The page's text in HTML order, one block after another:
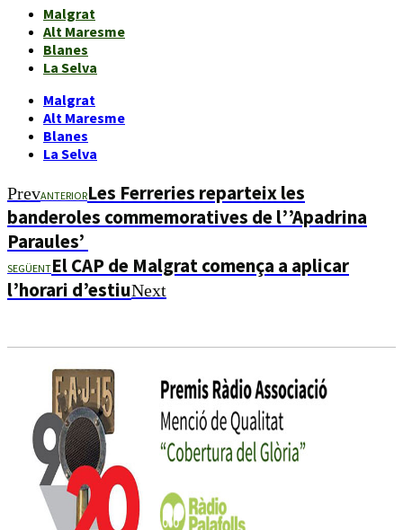
Malgrat
Alt Maresme
Blanes
La Selva
Malgrat
Alt Maresme
Blanes
La Selva
PrevANTERIORLes Ferreries reparteix les
banderoles commemoratives de l’’Apadrina
Paraules’
SEGÜENTEl CAP de Malgrat comença a aplicar
l’horari d’estiuNext